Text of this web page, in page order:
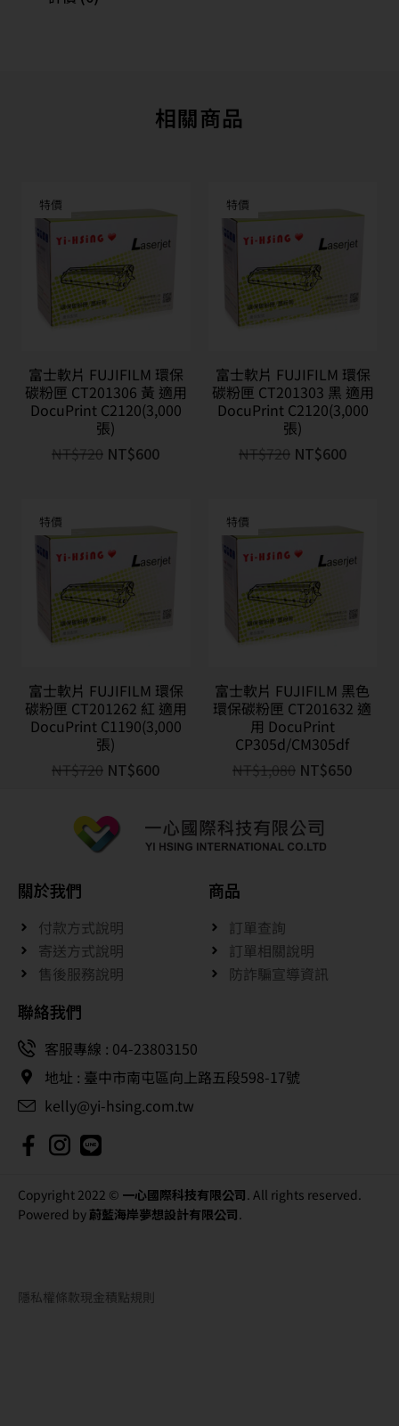
相關商品
特價
富士軟片 FUJIFILM 環保
碳粉匣 CT201306 黃 適用
DocuPrint C2120(3,000
張)
NT$720 NT$600
特價
富士軟片 FUJIFILM 環保
碳粉匣 CT201303 黑 適用
DocuPrint C2120(3,000
張)
NT$720 NT$600
特價
富士軟片 FUJIFILM 環保
碳粉匣 CT201262 紅 適用
DocuPrint C1190(3,000
張)
NT$720 NT$600
特價
富士軟片 FUJIFILM 黑色
環保碳粉匣 CT201632 適
用 DocuPrint
CP305d/CM305df
NT$1,080 NT$650
關於我們
付款方式說明
寄送方式說明
售後服務說明
商品
訂單查詢
訂單相關說明
防詐騙宣導資訊
聯絡我們
客服專線 : 04-23803150
地址 : 臺中市南屯區向上路五段598-17號
kelly@yi-hsing.com.tw
Copyright 2022 © 一心國際科技有限公司. All rights reserved.
Powered by蔚藍海岸夢想設計有限公司.
隱私權條款現金積點規則